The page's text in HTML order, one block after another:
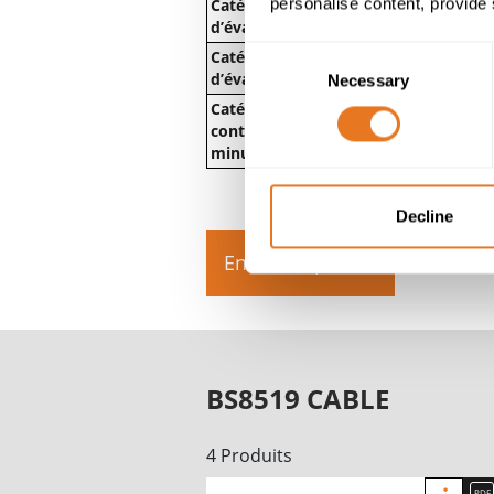
Consent
Selection
Necessary
Decline
Catégorie 1 – Moyen
d’évacuation 30 minutes
F30
Catégorie 2 – Moyen
d’évacuation 60 minutes
Catégorie 3 – Lutte
contre l’incendie 120
minutes
En savoir plus
BS8519 CABLE
4 Produits